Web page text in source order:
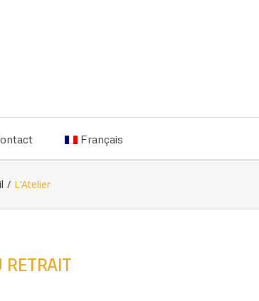
Français
/ L’Atelier
RETRAIT